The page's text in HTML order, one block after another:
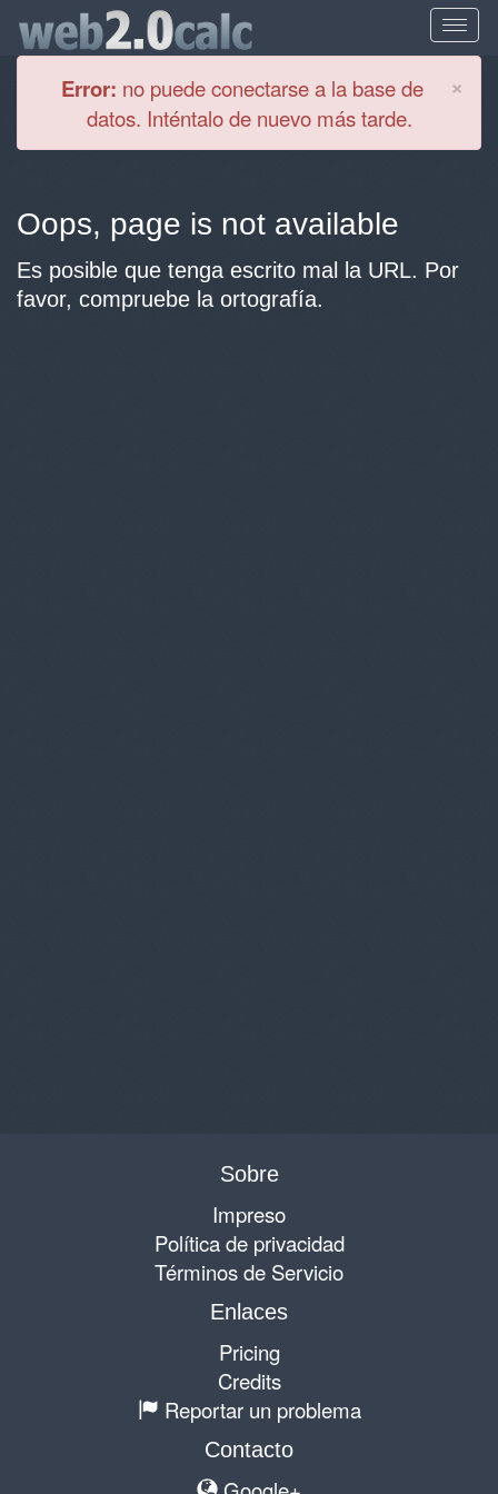
×
Error: no puede conectarse a la base de
datos. Inténtalo de nuevo más tarde.
Oops, page is not available
Es posible que tenga escrito mal la URL. Por
favor, compruebe la ortografía.
Sobre
Impreso
Política de privacidad
Términos de Servicio
Enlaces
Pricing
Credits
Reportar un problema
Contacto